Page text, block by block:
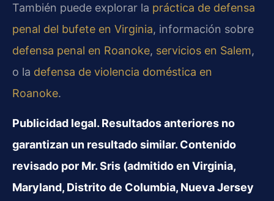
También puede explorar la práctica de defensa
penal del bufete en Virginia, información sobre
defensa penal en Roanoke, servicios en Salem,
o la defensa de violencia doméstica en
Roanoke.
Publicidad legal. Resultados anteriores no
garantizan un resultado similar. Contenido
revisado por Mr. Sris (admitido en Virginia,
Maryland, Distrito de Columbia, Nueva Jersey